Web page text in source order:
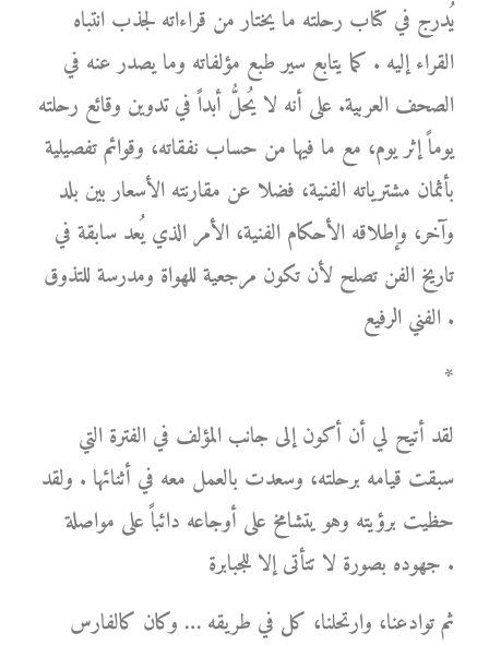
يُدرج في كتاب رحلته ما يختار من قراءاته لجذب انتباه
القراء إليه . كما يتابع سير طبع مؤلفاته وما يصدر عنه في
الصحف العربية. على أنه لا يُحلُّ أبداً في تدوين وقائع رحلته
يوماً إثر يوم، مع ما فيها من حساب نفقاته، وقوائم تفصيلية
بأثمان مشترياته الفنية، فضلا عن مقارنته الأسعار بين بلد
وآخر، وإطلاقه الأحكام الفنية، الأمر الذي يُعد سابقة في
تاريخ الفن تصلح لأن تكون مرجعية للهواة ومدرسة للتذوق
الفني الرفيع .
*
لقد أتيح لي أن أكون إلى جانب المؤلف في الفترة التي
سبقت قيامه برحلته، وسعدت بالعمل معه في أثنائها . ولقد
حظيت برؤيته وهو يتشامخ على أوجاعه دائباً على مواصلة
جهوده بصورة لا تتأتى إلا للجبابرة .
ثم توادعنا، وارتحلنا، كل في طريقه … وكان كالفارس